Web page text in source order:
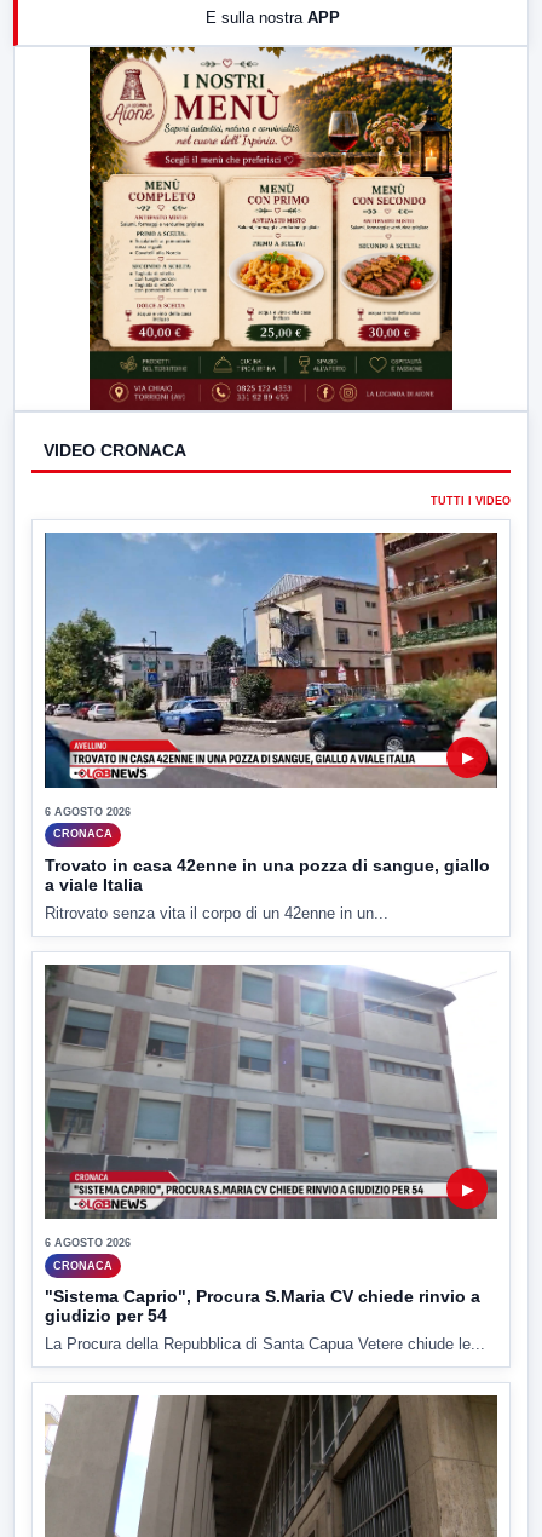
LabNews (replica)
E sulla nostra APP
VIDEO CRONACA
TUTTI I VIDEO
▶
6 AGOSTO 2026
CRONACA
Trovato in casa 42enne in una pozza di sangue, giallo
a viale Italia
Ritrovato senza vita il corpo di un 42enne in un...
▶
6 AGOSTO 2026
CRONACA
"Sistema Caprio", Procura S.Maria CV chiede rinvio a
giudizio per 54
La Procura della Repubblica di Santa Capua Vetere chiude le...